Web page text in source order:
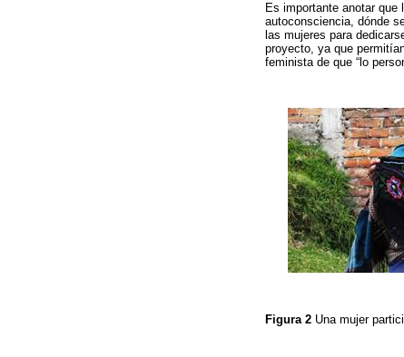
Es importante anotar
autoconsciencia, dónde
las mujeres para
proyecto, ya que
feminista de que “lo
Figura 2 Una mujer